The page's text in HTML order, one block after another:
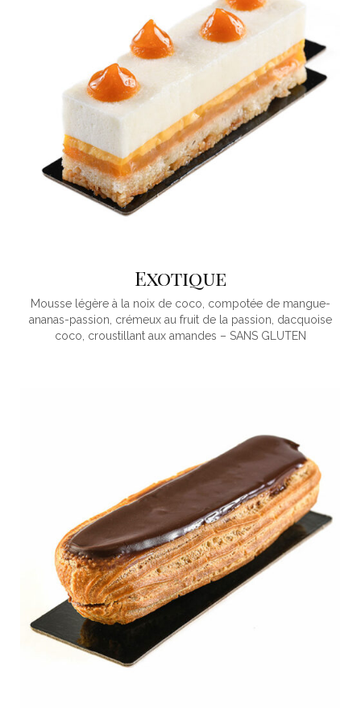
Exotique
Mousse légère à la noix de coco, compotée de mangue-
ananas-passion, crémeux au fruit de la passion, dacquoise
coco, croustillant aux amandes – SANS GLUTEN